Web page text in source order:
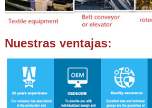
Nuestras ventajas: